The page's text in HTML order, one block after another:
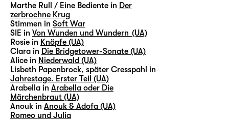
Marthe Rull / Eine Bediente in Der
zerbrochne Krug
Stimmen in Soft War
SIE in Von Wunden und Wundern (UA)
Rosie in Knöpfe (UA)
Clara in Die Bridgetower-Sonate (UA)
Alice in Niederwald (UA)
Lisbeth Papenbrock, später Cresspahl in
Jahrestage. Erster Teil (UA)
Arabella in Arabella oder Die
Märchenbraut (UA)
Anouk in Anouk & Adofa (UA)
Romeo und Julia